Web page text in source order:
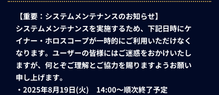
【重要：システムメンテナンスのお知らせ】
システムメンテナンスを実施するため、下記日時にケ
イナー・ホロスコープが一時的にご利用いただけなく
なります。ユーザーの皆様にはご迷惑をおかけいたし
ますが、何とぞご理解とご協力を賜りますようお願い
申し上げます。
・2025年8月19日(火) 14:00～順次終了予定